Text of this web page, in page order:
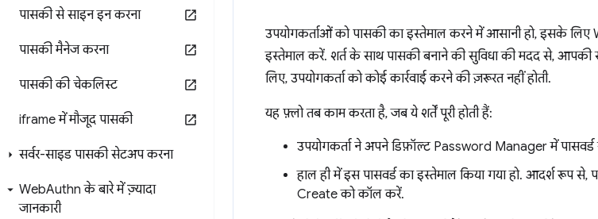
पासकी से साइन इन करना
पासकी मैनेज करना
पासकी की चेकलिस्ट
iframe में मौजूद पासकी
सर्वर-साइड पासकी सेटअप करना
WebAuthn के बारे में ज़्यादा
जानकारी
उपयोगकर्ताओं को पासकी का इस्तेमाल करने में आसानी हो, इसके
इस्तेमाल करें. शर्त के साथ पासकी बनाने की सुविधा की मदद से,
लिए, उपयोगकर्ता को कोई कार्रवाई करने की ज़रूरत नहीं होती.
यह फ़्लो तब काम करता है, जब ये शर्तें पूरी होती हैं:
उपयोगकर्ता ने अपने डिफ़ॉल्ट Password Manager में पासवर्ड
हाल ही में इस पासवर्ड का इस्तेमाल किया गया हो. आदर्श रूप
Create को कॉल करें.